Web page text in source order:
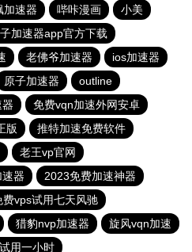
加速器 哔咔漫画
小美
加速器app官方下载
老佛爷加速器
ios加速器
原子加速器
outline
免费vqn加速外网安卓
版
推特加速免费软件
老王vp官网
器
2023免费加速神器
费vps试用七天风驰
猎豹nvp加速器
旋风vqn加速
用一小时